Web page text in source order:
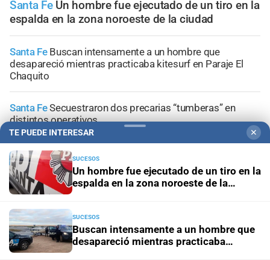
Santa Fe Un hombre fue ejecutado de un tiro en la
espalda en la zona noroeste de la ciudad
Santa Fe Buscan intensamente a un hombre que
desapareció mientras practicaba kitesurf en Paraje El
Chaquito
Santa FeSecuestraron dos precarias “tumberas” en
distintos operativos
Investigación en curso
Candela Arizaga amplió su declaración y desligó a
Facundo Moyano
Presuntos ladrones
hurtos reiterados en Santa Fe
TE PUEDE INTERESAR ✕
SUCESOS
Un hombre fue ejecutado de un tiro en la
espalda en la zona noroeste de la
SUCESOS
Buscan intensamente a un hombre que
desapareció mientras practicaba